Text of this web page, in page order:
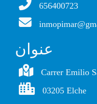
656400723
عنوان
Carrer Emilio
03205 Elche